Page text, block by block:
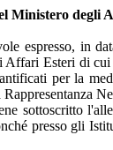
Ministero degli
espresso, in
Affari Esteri di
per la
sottoscritto
presso gli